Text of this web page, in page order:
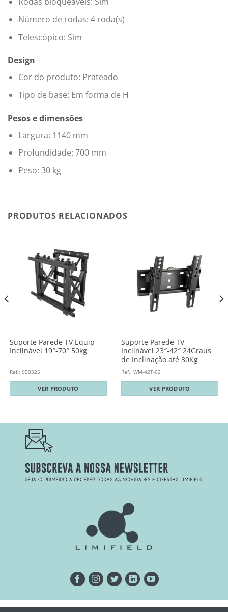
Número de rodas: 4 roda(s)
Telescópico: Sim
Design
Cor do produto: Prateado
Tipo de base: Em forma de H
Pesos e dimensões
Largura: 1140 mm
Profundidade: 700 mm
Peso: 30 kg
PRODUTOS RELACIONADOS
Suporte Parede TV Equip
Inclinável 19″-70″ 50kg
Ref.: 650325
VER PRODUTO
Suporte Parede TV
Inclinável 23″-42″ 24Graus
de Inclinação até 30Kg
Ref.: WM-42T-02
VER PRODUTO